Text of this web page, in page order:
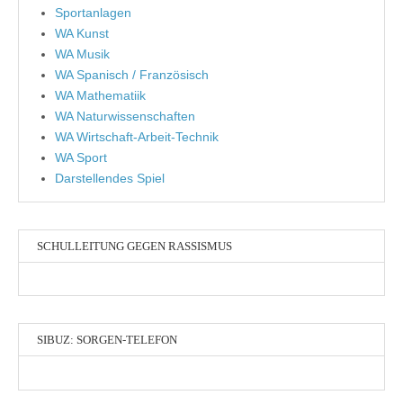
Sportanlagen
WA Kunst
WA Musik
WA Spanisch / Französisch
WA Mathematiik
WA Naturwissenschaften
WA Wirtschaft-Arbeit-Technik
WA Sport
Darstellendes Spiel
SCHULLEITUNG GEGEN RASSISMUS
SIBUZ: SORGEN-TELEFON